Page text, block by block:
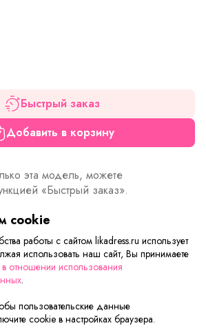
Быстрый заказ
Добавить в корзину
эта модель, можете
«Быстрый заказ».
Он уточнит все условия заказа,
а также подскажет о вариантах
товараОтзывы
cookie
работы с сайтом likadress.ru использует
использовать наш сайт, Вы принимаете
отношении использования
.
пользовательские данные
cookie в настройках браузера.